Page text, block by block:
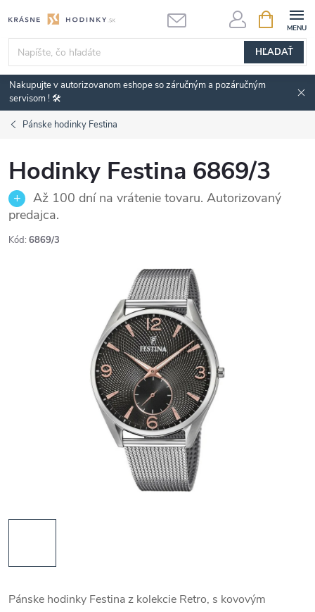
na
obsah
HĽADAŤ
KOŠÍK
Nakupujte v autorizovanom eshope so záručným a pozáručným
servisom ! 🛠️
Pánske hodinky Festina
Hodinky Festina 6869/3
Až 100 dní na vrátenie tovaru. Autorizovaný
predajca.
Kód: 6869/3
Pánske hodinky Festina z kolekcie Retro, s kovovým